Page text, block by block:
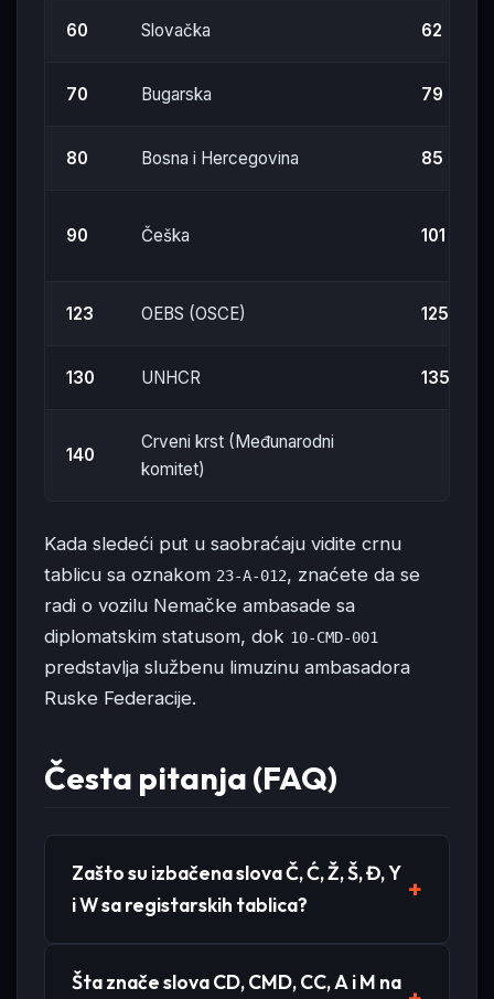
60 Slovačka 62
70 Bugarska 79
80 Bosna i Hercegovina 85
90 Češka 101
123 OEBS (OSCE) 125
130 UNHCR 135
140
Crveni krst (Međunarodni
komitet)
Kada sledeći put u saobraćaju vidite crnu
tablicu sa oznakom 23-A-012, znaćete da se
radi o vozilu Nemačke ambasade sa
diplomatskim statusom, dok 10-CMD-001
predstavlja službenu limuzinu ambasadora
Ruske Federacije.
Česta pitanja (FAQ)
Zašto su izbačena slova Č, Ć, Ž, Š, Đ, Y
i W sa registarskih tablica?
Šta znače slova CD, CMD, CC, A i M na